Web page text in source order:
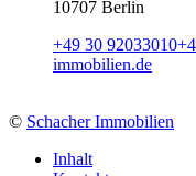
10707 Berlin
+49 30 92033010
immobilien.de
© Schacher Immobilien
Inhalt